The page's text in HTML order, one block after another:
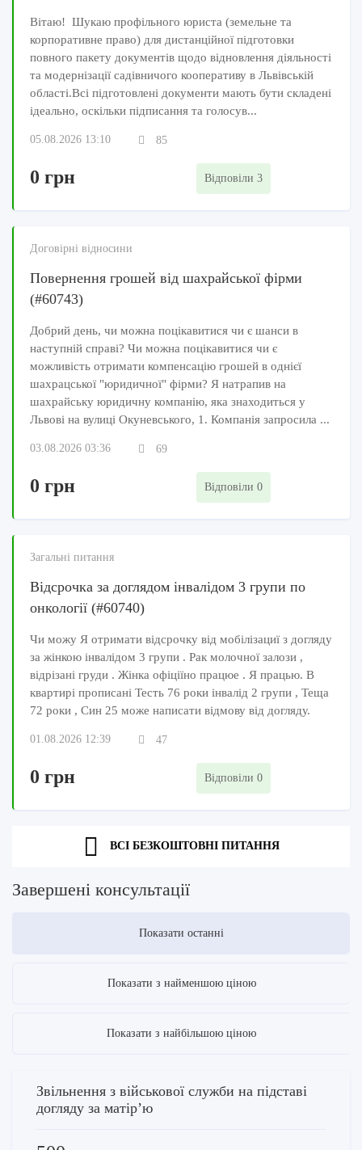
Вітаю! Шукаю профільного юриста (земельне та
корпоративне право) для дистанційної підготовки
повного пакету документів щодо відновлення діяльності
та модернізації садівничого кооперативу в Львівській
області.Всі підготовлені документи мають бути складені
ідеально, оскільки підписання та голосув...
05.08.2026 13:10 85
0 грн Відповіли 3
Договірні відносини
Повернення грошей від шахрайської фірми
(#60743)
Добрий день, чи можна поцікавитися чи є шанси в
наступній справі? Чи можна поцікавитися чи є
можливість отримати компенсацію грошей в однієї
шахрацської "юридичної" фірми? Я натрапив на
шахрайську юридичну компанію, яка знаходиться у
Львові на вулиці Окуневського, 1. Компанія запросила ...
03.08.2026 03:36 69
0 грн Відповіли 0
Загальні питання
Відсрочка за доглядом інвалідом 3 групи по
онкології (#60740)
Чи можу Я отримати відсрочку від мобілізациї з догляду
за жінкою інвалідом 3 групи . Рак молочної залози ,
відрізані груди . Жінка офіціїно працюе . Я працью. В
квартирі прописані Тесть 76 роки інвалід 2 групи , Теща
72 роки , Син 25 може написати відмову від догляду.
01.08.2026 12:39 47
0 грн Відповіли 0
ВСІ БЕЗКОШТОВНІ ПИТАННЯ
Завершені консультації
Показати останні
Показати з найменшою ціною
Показати з найбільшою ціною
Звільнення з військової служби на підставі
догляду за матірʼю